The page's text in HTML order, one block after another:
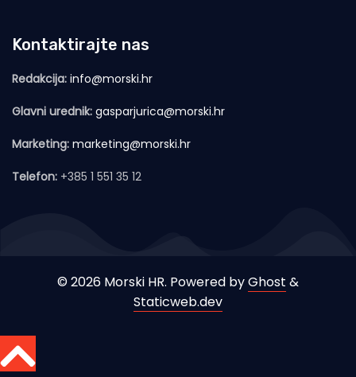
Kontaktirajte nas
Redakcija: info@morski.hr
Glavni urednik: gasparjurica@morski.hr
Marketing: marketing@morski.hr
Telefon: +385 1 551 35 12
© 2026 Morski HR. Powered byGhost &
Staticweb.dev